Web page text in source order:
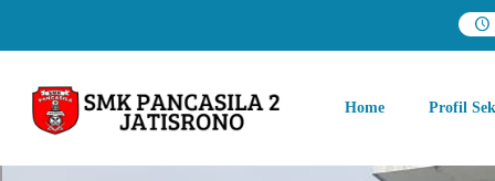
Home Profil